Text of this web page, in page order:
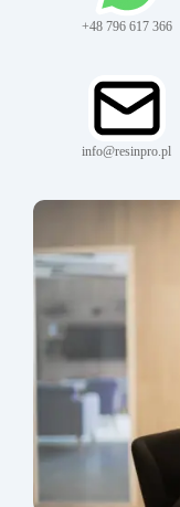
+48 796 617 366
info@resinpro.pl